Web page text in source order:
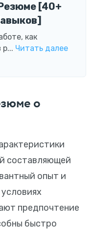
[40+
как
р... Читать далее
о
составляющей
опыт и
предпочтение
быстро